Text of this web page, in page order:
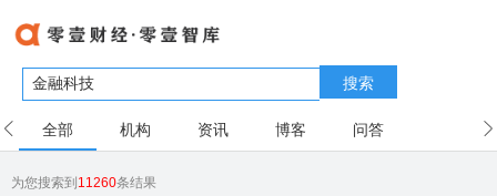
搜索
全部 机构 资讯 博客 问答
为您搜索到11260条结果